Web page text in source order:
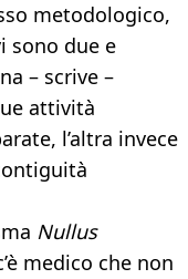
metodologico,
sono due e
– scrive –
attività
l’altra invece
Nullus
medico che non